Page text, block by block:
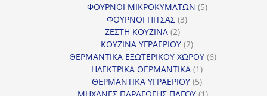
προϊόντα
ΦΟΥΡΝΟΙ ΜΙΚΡΟΚΥΜΑΤΩΝ 55
ΦΟΥΡΝΟΙ ΠΙΤΣΑΣ 33
ΖΕΣΤΗ ΚΟΥΖΙΝΑ 22
προϊόντα
ΚΟΥΖΙΝΑ ΥΓΡΑΕΡΙΟΥ 22
προϊόντα
ΘΕΡΜΑΝΤΙΚΑ ΕΞΩΤΕΡΙΚΟΥ ΧΩΡΟΥ 66
ΗΛΕΚΤΡΙΚΑ ΘΕΡΜΑΝΤΙΚΑ 11
προϊόν
ΘΕΡΜΑΝΤΙΚΑ ΥΓΡΑΕΡΙΟΥ 55
προϊόντα
1